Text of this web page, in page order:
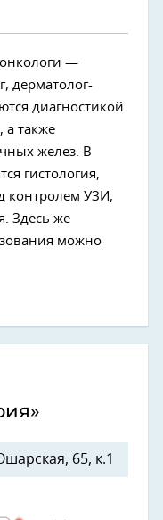
—
дерматолог-
диагностикой
а также
желез. В
гистология,
контролем УЗИ,
Здесь же
можно
65, к.1